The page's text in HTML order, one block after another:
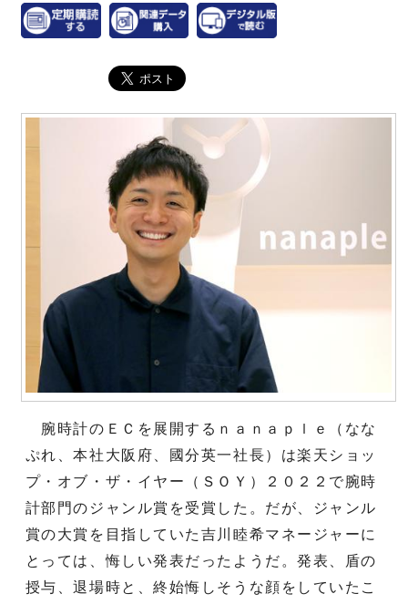
腕時計のＥＣを展開するｎａｎａｐｌｅ（なな
ぷれ、本社大阪府、國分英一社長）は楽天ショッ
プ・オブ・ザ・イヤー（ＳＯＹ）２０２２で腕時
計部門のジャンル賞を受賞した。だが、ジャンル
賞の大賞を目指していた吉川睦希マネージャーに
とっては、悔しい発表だったようだ。発表、盾の
授与、退場時と、終始悔しそうな顔をしていたこ